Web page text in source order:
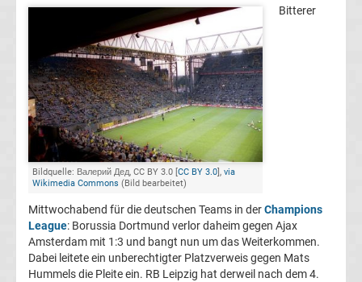
Champions
League
Europa
League
Europa
Conference
Bildquelle: Валерий Дед, CC BY 3.0 [CC BY 3.0], via
Wikimedia Commons (Bild bearbeitet)
Bitterer
Mittwochabend für die deutschen Teams in derChampions
League: Borussia Dortmund verlor daheim gegen Ajax
Amsterdam mit 1:3 und bangt nun um das Weiterkommen.
Dabei leitete ein unberechtigter Platzverweis gegen Mats
Hummels die Pleite ein. RB Leipzig hat derweil nach dem 4.